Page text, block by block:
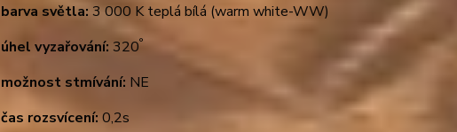
barva světla: 3 000 K teplá bílá (warm white-WW)
úhel vyzařování: 320°
možnost stmívání: NE
čas rozsvícení: 0,2s